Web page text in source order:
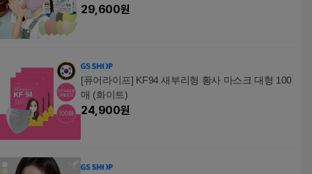
29,600원
[퓨어라이프] KF94 새부리형 황사 마스크 대형 100
매 (화이트)
24,900원